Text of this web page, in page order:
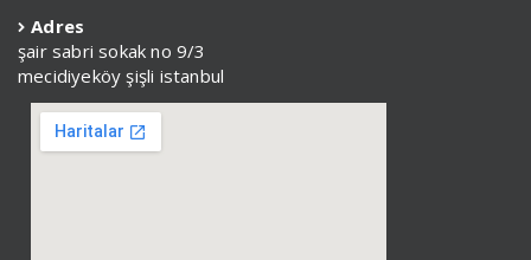
Adres
şair sabri sokak no 9/3
mecidiyeköy şişli istanbul